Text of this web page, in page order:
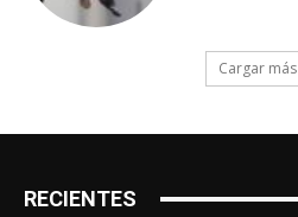
Cargar más
RECIENTES